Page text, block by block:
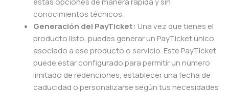
conocimientos técnicos.
Generación del PayTicket: Una vez que tienes el
producto listo, puedes generar un PayTicket único
asociado a ese producto o servicio. Este PayTicket
puede estar configurado para permitir un número
limitado de redenciones, establecer una fecha de
caducidad o personalizarse según tus necesidades